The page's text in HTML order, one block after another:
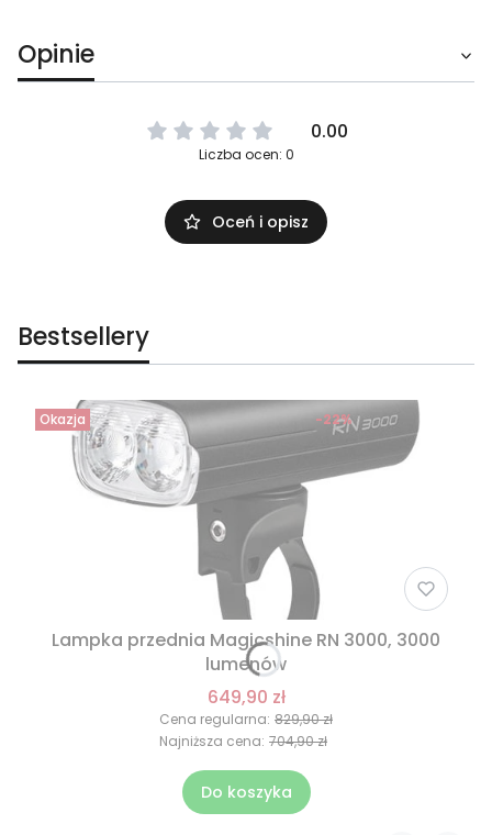
Opinie
0.00
Liczba ocen: 0
Oceń i opisz
Bestsellery
Okazja
Lampka przednia Magicshine RN 3000, 3000
lumenów
649,90 zł
Cena regularna: 829,90 zł
-22%
Najniższa cena: 704,90 zł
Do koszyka